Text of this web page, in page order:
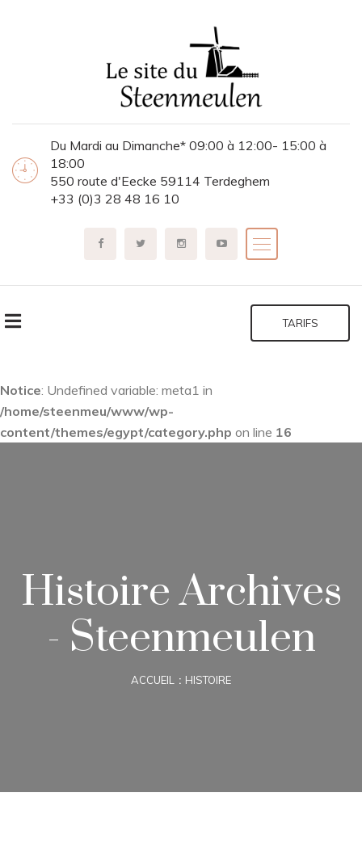
Du Mardi au Dimanche* 09:00 à 12:00- 15:00 à
18:00
550 route d'Eecke 59114 Terdeghem
+33 (0)3 28 48 16 10
TARIFS
Notice: Undefined variable: meta1 in
/home/steenmeu/www/wp-
content/themes/egypt/category.php on line 16
Histoire Archives
- Steenmeulen
ACCUEIL HISTOIRE